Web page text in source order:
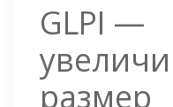
GLPI —
размер